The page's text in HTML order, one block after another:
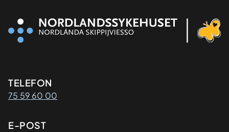
Kontaktinformasjon
TELEFON
75 59 60 00
E-POST